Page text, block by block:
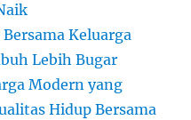
Keluarga
Lebih Bugar
Modern yang
Hidup Bersama